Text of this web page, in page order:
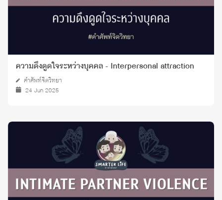
ความดึงดูดใจระหว่างบุคคล - Interpersonal attraction
คำศัพท์จิตวิทยา
24 Jun 2025